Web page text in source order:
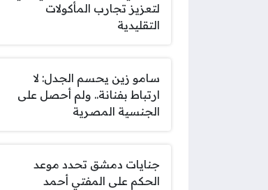
لتعزيز تجارب المأكولات
التقليدية
سامو زين يحسم الجدل: لا
ارتباط بفنانة.. ولم أحصل على
الجنسية المصرية
جنايات دمشق تحدد موعد
الحكم على المفتي أحمد